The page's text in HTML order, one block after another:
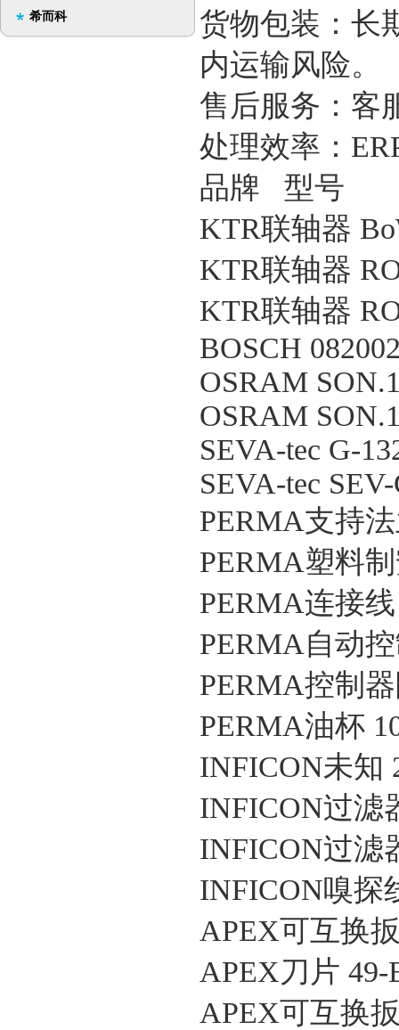
希而科
货物包装：长
内运输风险。
售后服务：客
处理效率：
品牌 型号
KTR联轴器
KTR联轴器
KTR联轴器
BOSCH
OSRAM
OSRAM
SEVA-tec G-
SEVA-tec
PERMA支持
PERMA塑料
PERMA连接线
PERMA自动
PERMA控制
PERMA油杯
INFICON未知
INFICON过滤
INFICON过滤
INFICON嗅探
APEX可互换
APEX刀片 49-
APEX可互换